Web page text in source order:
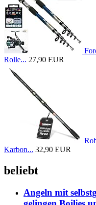
Rolle... 27,90 EUR
Karbon... 32,90 EUR
beliebt
Angeln mit